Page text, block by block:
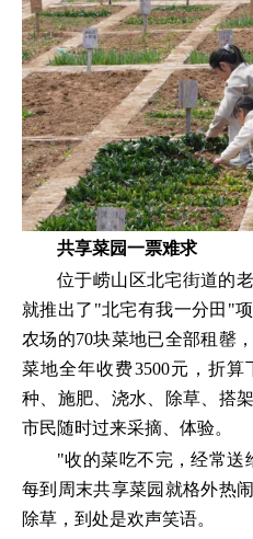
共享菜园一票难求
位于崂山区北宅街道的
就推出了"北宅有我一分田"
农场的70块菜地已全部租罄
菜地全年收费3500元，折
种、施肥、浇水、除草、搭
市民随时过来采摘、体验。
"收的菜吃不完，经常送
每到周末共享菜园就格外热
除草，到处是欢声笑语。